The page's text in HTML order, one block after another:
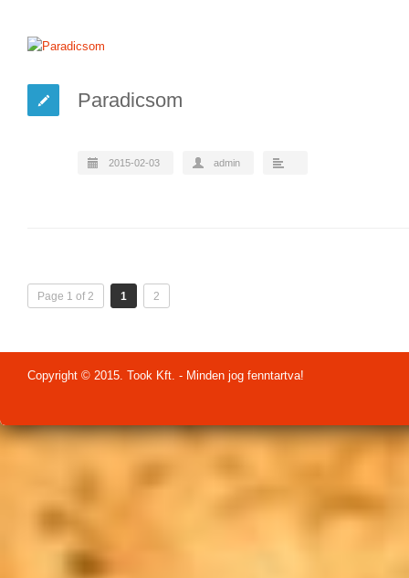
Paradicsom
2015-02-03 admin
Page 1 of 2 1 2
Copyright © 2015. Took Kft. - Minden jog fenntartva!